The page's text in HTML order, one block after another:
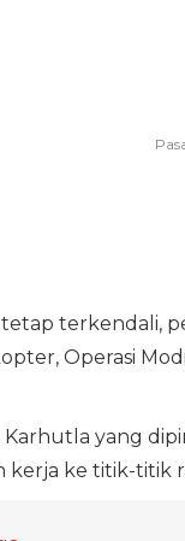
terkendali,
Operasi
Karhutla yang
ke titik-titik